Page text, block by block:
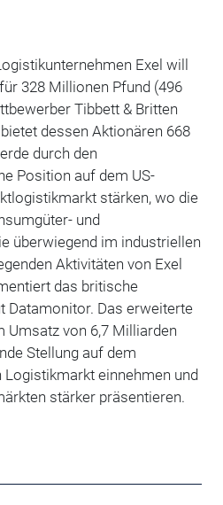
Exel will
328 Millionen Pfund (496
Tibbett & Britten
dessen Aktionären 668
durch den
Position auf dem US-
stärken, wo die
und
überwiegend im industriellen
Aktivitäten von Exel
das britische
Datamonitor. Das erweiterte
Umsatz von 6,7 Milliarden
Stellung auf dem
einnehmen und
stärker präsentieren.